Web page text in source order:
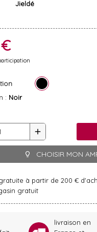
Jieldé
: Noir
add
lightbulb_outline CHOISIR MON
à partir de 200 €
gratuit
livraison en